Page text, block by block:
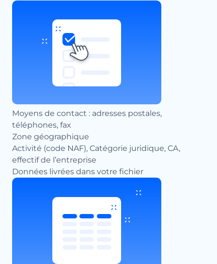
Moyens de contact : adresses postales,
téléphones, fax
Zone géographique
Activité (code NAF), Catégorie juridique, CA,
effectif de l’entreprise
Données livrées dans votre fichier